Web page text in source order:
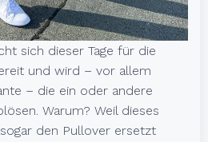
sich dieser Tage für die
und wird – vor allem
– die ein oder andere
Warum? Weil dieses
den Pullover ersetzt